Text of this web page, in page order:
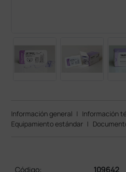
Información general | Información
Equipamiento estándar |
Código:
109642